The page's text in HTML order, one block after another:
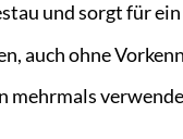
und sorgt für ein
auch ohne
mehrmals